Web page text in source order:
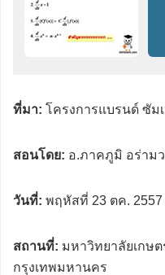
ที่มา: โครงการแบรนด์ ซัม
สอนโดย: อ.ภาคภูมิ อร่าม
วันที่: พฤหัสที่ 23 ตค. 2557
สถานที่: มหาวิทยาลัยเกษ
กรุงเทพมหานคร